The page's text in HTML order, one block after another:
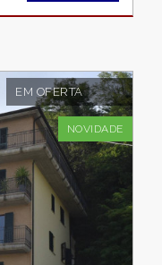
EM OFERTA
NOVIDADE